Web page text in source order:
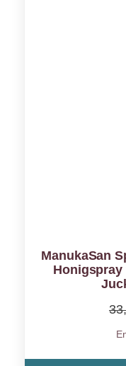
ManukaSan